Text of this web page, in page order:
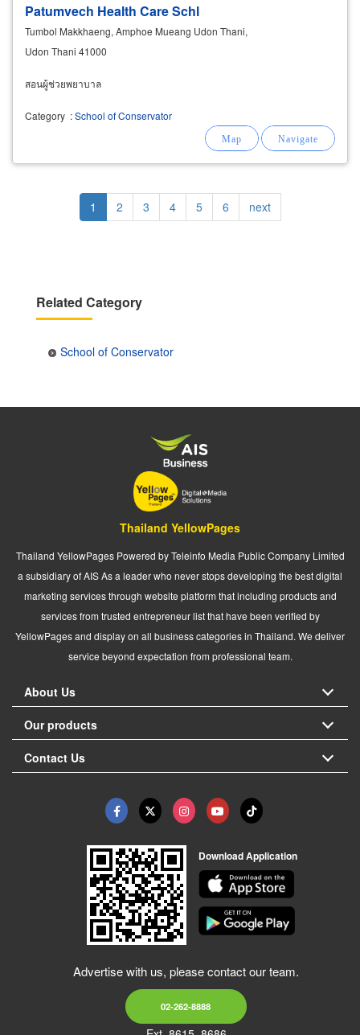
Patumvech Health Care Schl
Tumbol Makkhaeng, Amphoe Mueang Udon Thani,
Udon Thani 41000
สอนผู้ช่วยพยาบาล
Category :School of Conservator
PaginationCurrent
page
1 Page
2 Page
3 Page
4 Page
5 Page
6
Next
page
next
Related Category
School of Conservator
Thailand YellowPages
Thailand YellowPages Powered by Teleinfo Media Public Company Limited
a subsidiary of AIS As a leader who never stops developing the best digital
marketing services through website platform that including products and
services from trusted entrepreneur list that have been verified by
YellowPages and display on all business categories in Thailand. We deliver
service beyond expectation from professional team.
About Us
Our products
Contact Us
Download Application
Advertise with us, please contact our team.
02-262-8888